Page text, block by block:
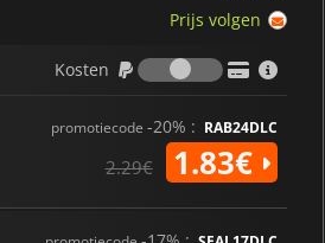
Prijs volgen
Kosten
Kosten
promotiecode -20% : RAB24DLC
2.29€ 1.83€